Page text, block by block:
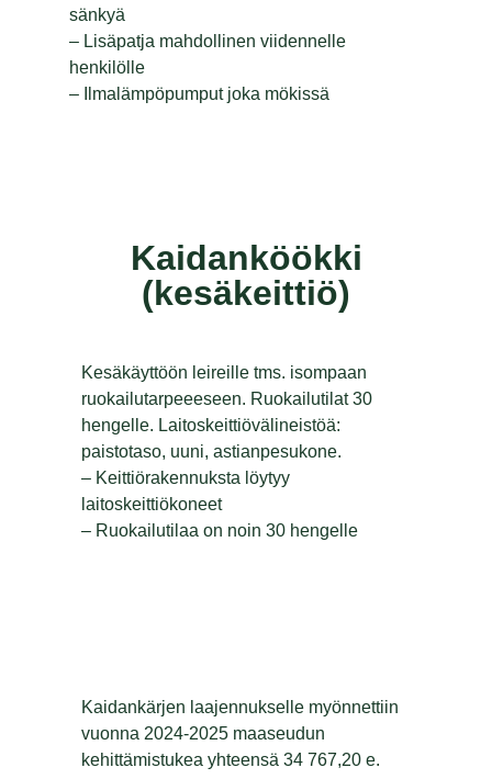
sänkyä
– Lisäpatja mahdollinen viidennelle
henkilölle
– Ilmalämpöpumput joka mökissä
Kaidanköökki
(kesäkeittiö)
Kesäkäyttöön leireille tms. isompaan
ruokailutarpeeeseen. Ruokailutilat 30
hengelle. Laitoskeittiövälineistöä:
paistotaso, uuni, astianpesukone.
– Keittiörakennuksta löytyy
laitoskeittiökoneet
– Ruokailutilaa on noin 30 hengelle
Kaidankärjen laajennukselle myönnettiin
vuonna 2024-2025 maaseudun
kehittämistukea yhteensä 34 767,20 e.